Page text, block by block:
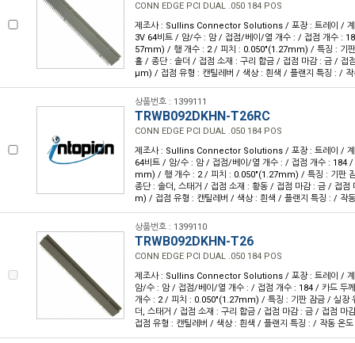
CONN EDGE PCI DUAL .050 184 POS
제조사 : Sullins Connector Solutions / 포장 : 트레이 / 계
3V 64비트 / 암/수 : 암 / 접점/베이/열 개수 : / 접점 개수 :
57mm) / 행 개수 : 2 / 피치 : 0.050"(1.27mm) / 특징 : 기
홀 / 종단 : 솔더 / 접점 소재 : 구리 합금 / 접점 마감 : 금 / 접
µm) / 접점 유형 : 캔틸레버 / 색상 : 흰색 / 플랜지 특징 : / 작
상품번호 : 1399111
TRWB092DKHN-T26RC
CONN EDGE PCI DUAL .050 184 POS
제조사 : Sullins Connector Solutions / 포장 : 트레이 / 계
64비트 / 암/수 : 암 / 접점/베이/열 개수 : / 접점 개수 : 184
mm) / 행 개수 : 2 / 피치 : 0.050"(1.27mm) / 특징 : 기판
종단 : 솔더, 스태거 / 접점 소재 : 황동 / 접점 마감 : 금 / 접
m) / 접점 유형 : 캔틸레버 / 색상 : 흰색 / 플랜지 특징 : / 작
상품번호 : 1399110
TRWB092DKHN-T26
CONN EDGE PCI DUAL .050 184 POS
제조사 : Sullins Connector Solutions / 포장 : 트레이 /
암/수 : 암 / 접점/베이/열 개수 : / 접점 개수 : 184 / 카드
개수 : 2 / 피치 : 0.050"(1.27mm) / 특징 : 기판 잠금 / 실장
더, 스태거 / 접점 소재 : 구리 합금 / 접점 마감 : 금 / 접점
접점 유형 : 캔틸레버 / 색상 : 흰색 / 플랜지 특징 : / 작동 온